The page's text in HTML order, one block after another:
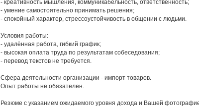
- креативность мышления, коммуникабельность, ответственность;
- умение самостоятельно принимать решения;
- спокойный характер, стрессоустойчивость в общении с людьми.
Условия работы:
- удалённая работа, гибкий график;
- высокая оплата труда по результатам собеседования;
- перевод текстов не требуется.
Сфера деятельности организации - импорт товаров.
Опыт работы не обязателен.
Резюме с указанием ожидаемого уровня дохода и Вашей